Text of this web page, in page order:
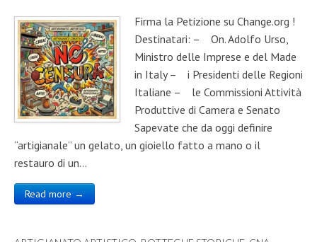
Firma la Petizione su Change.org !
Destinatari: – On. Adolfo Urso,
Ministro delle Imprese e del Made
in Italy – i Presidenti delle Regioni
Italiane – le Commissioni Attività
Produttive di Camera e Senato
Sapevate che da oggi definire
“artigianale” un gelato, un gioiello fatto a mano o il
restauro di un…
Read more →